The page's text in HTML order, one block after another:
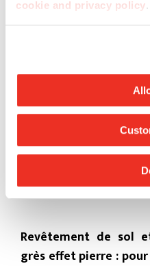
cookie and privacy policy.
Revêtement de sol
grès effet pierre :